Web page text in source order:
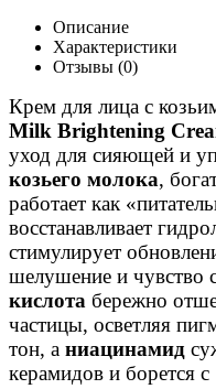
Описание
Характеристики
Отзывы (0)
Крем для лица с
Milk Brightening
уход для сияющей и
козьего молока,
работает как
восстанавливает
стимулирует
шелушение и чувство
кислота бережно
частицы, осветляя
тон, а ниацинамид
керамидов и борется с